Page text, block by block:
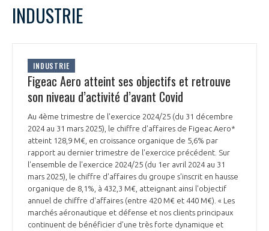
PRÉSENTATION
NOTRE VISION
NOS MISSIONS
NOTRE HISTOIRE
ORGANISATION
LE CONSEIL DU GIFAS
L’ÉQUIPE DU GIFAS
NOS RÉSEAUX À L'INTERNATIONAL
FONCTIONNEMENT
GEADS
COMITÉ AERO PME
ACCOMPAGNEMENT DE NOS ADHÉRENTS
LES PROGRAMMES DU GIFAS
LA MÉDIATION
L
1 2 3
4
19
21 22 23
INDUSTRIE
INDUSTRIE
Figeac Aero atteint ses objectifs et retrouve
son niveau d’activité d’avant Covid
Au 4ème trimestre de l'exercice 2024/25 (du 31 décembre
2024 au 31 mars 2025), le chiffre d'affaires de Figeac Aero*
atteint 128,9 M€, en croissance organique de 5,6% par
rapport au dernier trimestre de l'exercice précédent. Sur
l'ensemble de l'exercice 2024/25 (du 1er avril 2024 au 31
mars 2025), le chiffre d'affaires du groupe s'inscrit en hausse
organique de 8,1%, à 432,3 M€, atteignant ainsi l'objectif
annuel de chiffre d'affaires (entre 420 M€ et 440 M€). « Les
marchés aéronautique et défense et nos clients principaux
continuent de bénéficier d’une très forte dynamique et
Rejoignez une filière d’excellence et développez
votre réseau au sein d’un écosystème intégré et